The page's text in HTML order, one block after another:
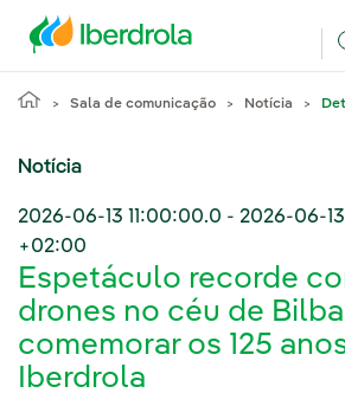
Sala de comunicação Notícia
Notícia
2026-06-13 11:00:00.0 - 2026-06-
+02:00
Espetáculo recorde
drones no céu de
comemorar os 125
Iberdrola